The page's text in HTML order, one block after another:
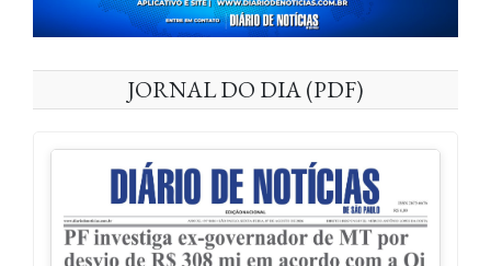
JORNAL DO DIA (PDF)